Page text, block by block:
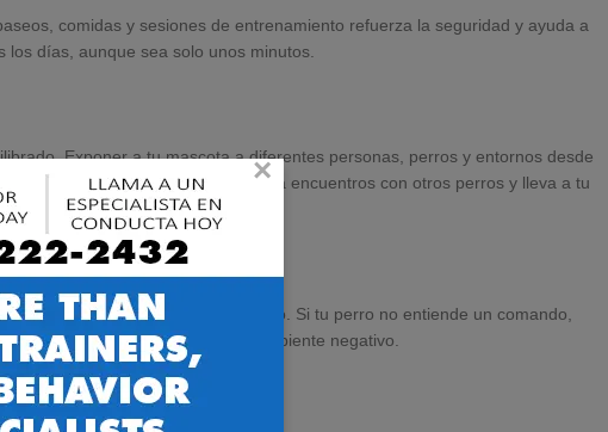
×
comidas y sesiones de entrenamiento refuerza la seguridad y ayuda a
días, aunque sea solo unos minutos.
Exponer a tu mascota a diferentes personas, perros y entornos desde
en el futuro. Organiza encuentros con otros perros y lleva a tu
tener paciencia y ser comprensivo. Si tu perro no entiende un comando,
solo puede llevar a un ambiente negativo.